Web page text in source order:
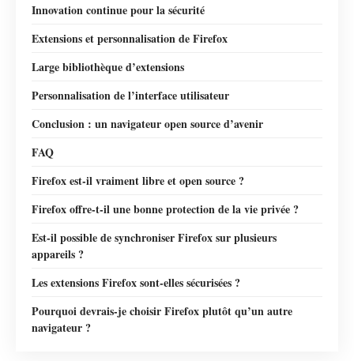
Innovation continue pour la sécurité
Extensions et personnalisation de Firefox
Large bibliothèque d’extensions
Personnalisation de l’interface utilisateur
Conclusion : un navigateur open source d’avenir
FAQ
Firefox est-il vraiment libre et open source ?
Firefox offre-t-il une bonne protection de la vie privée ?
Est-il possible de synchroniser Firefox sur plusieurs
appareils ?
Les extensions Firefox sont-elles sécurisées ?
Pourquoi devrais-je choisir Firefox plutôt qu’un autre
navigateur ?